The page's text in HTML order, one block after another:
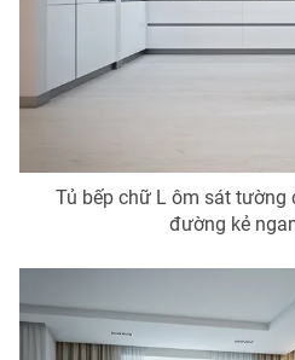
VTV Money
VTV Sức khoẻ
Thị trường 24h
Tủ bếp chữ L ôm sát
đường kẻ